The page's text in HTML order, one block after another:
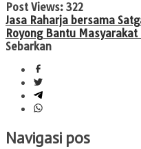
Post Views: 322
Jasa Raharja bersama
Royong Bantu Masyarakat
Sebarkan
Navigasi pos